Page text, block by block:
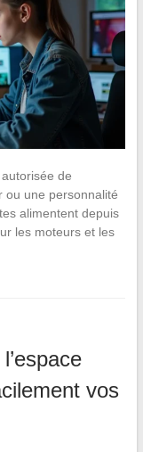
de
ou une personnalité
alimentent depuis
les moteurs et les
vos